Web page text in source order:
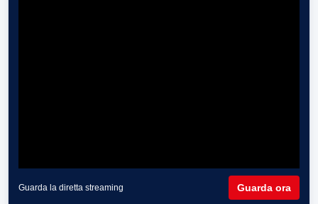
Guarda la diretta streaming Guarda ora